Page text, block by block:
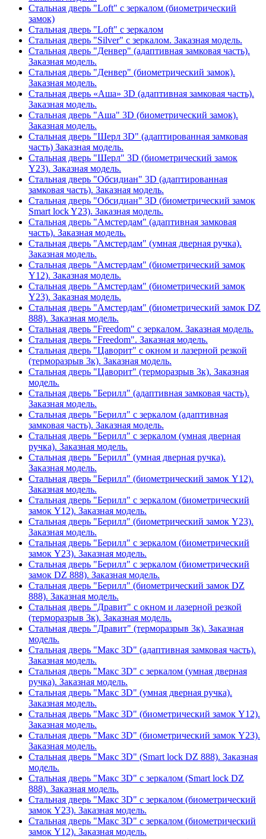
Стальная дверь "Loft" с зеркалом (биометрический
замок)
Стальная дверь "Loft" с зеркалом
Стальная дверь "Silver" с зеркалом. Заказная модель.
Стальная дверь "Денвер" (адаптивная замковая часть).
Заказная модель.
Стальная дверь "Денвер" (биометрический замок).
Заказная модель.
Стальная дверь «Аша» 3D (адаптивная замковая часть).
Заказная модель.
Стальная дверь "Аша" 3D (биометрический замок).
Заказная модель.
Стальная дверь "Шерл 3D" (адаптированная замковая
часть) Заказная модель.
Стальная дверь "Шерл" 3D (биометрический замок
Y23). Заказная модель.
Стальная дверь "Обсидиан" 3D (адаптированная
замковая часть). Заказная модель.
Стальная дверь "Обсидиан" 3D (биометрический замок
Smart lock Y23). Заказная модель.
Стальная дверь "Амстердам" (адаптивная замковая
часть). Заказная модель.
Стальная дверь "Амстердам" (умная дверная ручка).
Заказная модель.
Стальная дверь "Амстердам" (биометрический замок
Y12). Заказная модель.
Стальная дверь "Амстердам" (биометрический замок
Y23). Заказная модель.
Стальная дверь "Амстердам" (биометрический замок DZ
888). Заказная модель.
Стальная дверь "Freedom" с зеркалом. Заказная модель.
Стальная дверь "Freedom". Заказная модель.
Стальная дверь "Цаворит" с окном и лазерной резкой
(терморазрыв 3к). Заказная модель.
Стальная дверь "Цаворит" (терморазрыв 3к). Заказная
модель.
Стальная дверь "Берилл" (адаптивная замковая часть).
Заказная модель.
Стальная дверь "Берилл" с зеркалом (адаптивная
замковая часть). Заказная модель.
Стальная дверь "Берилл" с зеркалом (умная дверная
ручка). Заказная модель.
Стальная дверь "Берилл" (умная дверная ручка).
Заказная модель.
Стальная дверь "Берилл" (биометрический замок Y12).
Заказная модель.
Стальная дверь "Берилл" с зеркалом (биометрический
замок Y12). Заказная модель.
Стальная дверь "Берилл" (биометрический замок Y23).
Заказная модель.
Стальная дверь "Берилл" с зеркалом (биометрический
замок Y23). Заказная модель.
Стальная дверь "Берилл" с зеркалом (биометрический
замок DZ 888). Заказная модель.
Стальная дверь "Берилл" (биометрический замок DZ
888). Заказная модель.
Стальная дверь "Дравит" с окном и лазерной резкой
(терморазрыв 3к). Заказная модель.
Стальная дверь "Дравит" (терморазрыв 3к). Заказная
модель.
Стальная дверь "Макс 3D" (адаптивная замковая часть).
Заказная модель.
Стальная дверь "Макс 3D" с зеркалом (умная дверная
ручка). Заказная модель.
Стальная дверь "Макс 3D" (умная дверная ручка).
Заказная модель.
Стальная дверь "Макс 3D" (биометрический замок Y12).
Заказная модель.
Стальная дверь "Макс 3D" (биометрический замок Y23).
Заказная модель.
Стальная дверь "Макс 3D" (Smart lock DZ 888). Заказная
модель.
Стальная дверь "Макс 3D" с зеркалом (Smart lock DZ
888). Заказная модель.
Стальная дверь "Макс 3D" с зеркалом (биометрический
замок Y23). Заказная модель.
Стальная дверь "Макс 3D" с зеркалом (биометрический
замок Y12). Заказная модель.